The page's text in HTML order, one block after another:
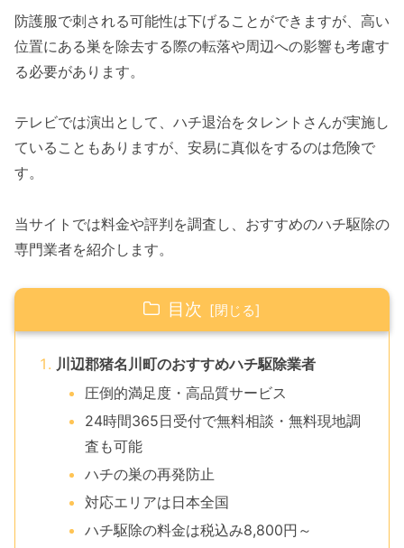
防護服で刺される可能性は下げることができますが、高い
位置にある巣を除去する際の転落や周辺への影響も考慮す
る必要があります。
テレビでは演出として、ハチ退治をタレントさんが実施し
ていることもありますが、安易に真似をするのは危険で
す。
当サイトでは料金や評判を調査し、おすすめのハチ駆除の
専門業者を紹介します。
目次
川辺郡猪名川町のおすすめハチ駆除業者
圧倒的満足度・高品質サービス
24時間365日受付で無料相談・無料現地調
査も可能
ハチの巣の再発防止
対応エリアは日本全国
ハチ駆除の料金は税込み8,800円～